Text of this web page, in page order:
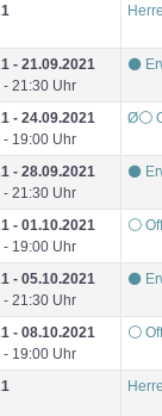
- 21.09.2021
- 21:30 Uhr
⚫
- 24.09.2021
- 19:00 Uhr
Ø⚪
- 28.09.2021
- 21:30 Uhr
⚫
- 01.10.2021
- 19:00 Uhr
⚪
- 05.10.2021
- 21:30 Uhr
⚫
- 08.10.2021
- 19:00 Uhr
⚪